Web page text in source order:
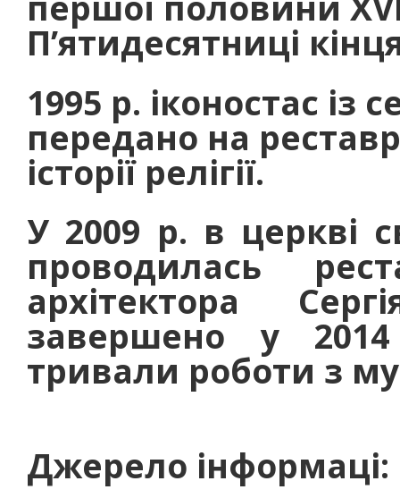
П’ятидесятниці
1995 р. іконостас із
передано на
історії релігії.
У 2009 р. в церкві
проводилась
архітектора
завершено у
тривали роботи з
Джерело інформаці: